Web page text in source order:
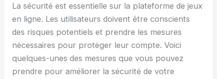
La sécurité est essentielle sur la plateforme de jeux
en ligne. Les utilisateurs doivent être conscients
des risques potentiels et prendre les mesures
nécessaires pour protéger leur compte. Voici
quelques-unes des mesures que vous pouvez
prendre pour améliorer la sécurité de votre